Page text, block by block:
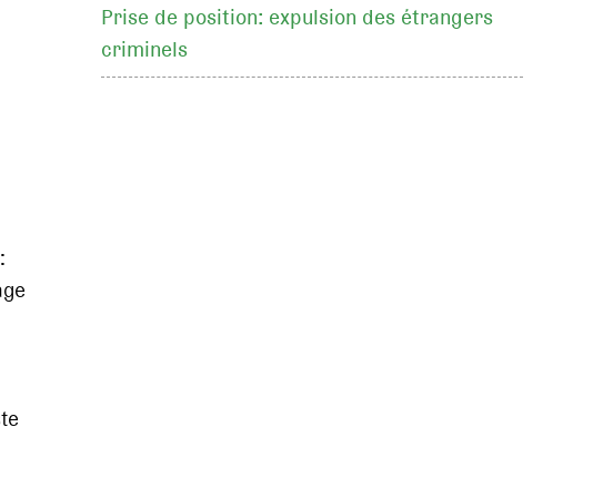
Prise de position: expulsion des étrangers
criminels